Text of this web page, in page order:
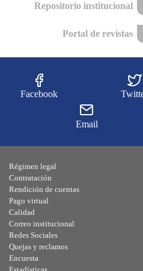
Repositorio institucional
Portal de revistas
Facebook
Email
Régimen legal
Contratación
Rendición de cuentas
Pago virtual
Calidad
Correo institucional
Redes Sociales
Quejas y reclamos
Encuesta